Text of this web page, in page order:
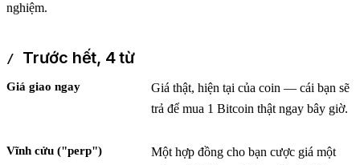
nghiệm.
Trước hết, 4 từ
Giá giao ngay
Giá thật, hiện tại của coin — cái bạn sẽ
trả để mua 1 Bitcoin thật ngay bây giờ.
Vĩnh cửu ("perp")
Một hợp đồng cho bạn cược giá một